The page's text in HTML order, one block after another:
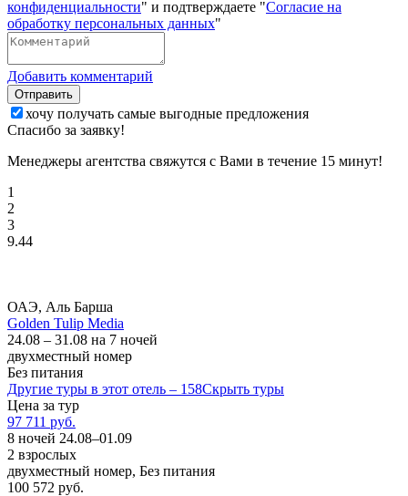
конфиденциальности" и подтверждаете "Согласие на
обработку персональных данных"
Добавить комментарий
Отправить
хочу получать самые выгодные предложения
Спасибо за заявку!
Менеджеры агентства свяжутся с Вами в течение 15 минут!
1
2
3
9.44
ОАЭ, Аль Барша
Golden Tulip Media
24.08 – 31.08 на 7 ночей
двухместный номер
Без питания
Другие туры в этот отель – 158Скрыть туры
Цена за тур
97 711 руб.
8 ночей 24.08–01.09
2 взрослых
двухместный номер, Без питания
100 572 руб.